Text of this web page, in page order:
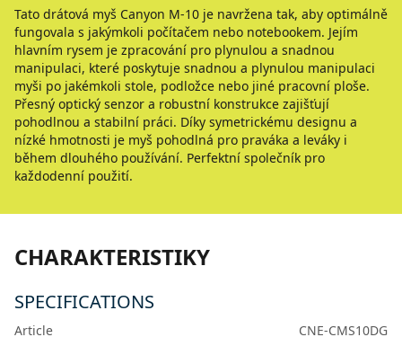
Tato drátová myš Canyon M-10 je navržena tak, aby optimálně
fungovala s jakýmkoli počítačem nebo notebookem. Jejím
hlavním rysem je zpracování pro plynulou a snadnou
manipulaci, které poskytuje snadnou a plynulou manipulaci
myši po jakémkoli stole, podložce nebo jiné pracovní ploše.
Přesný optický senzor a robustní konstrukce zajišťují
pohodlnou a stabilní práci. Díky symetrickému designu a
nízké hmotnosti je myš pohodlná pro praváka a leváky i
během dlouhého používání. Perfektní společník pro
každodenní použití.
CHARAKTERISTIKY
SPECIFICATIONS
Article
CNE-CMS10DG